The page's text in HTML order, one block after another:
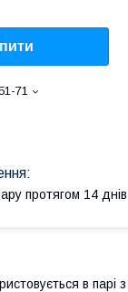
71
протягом 14 днів
в парі